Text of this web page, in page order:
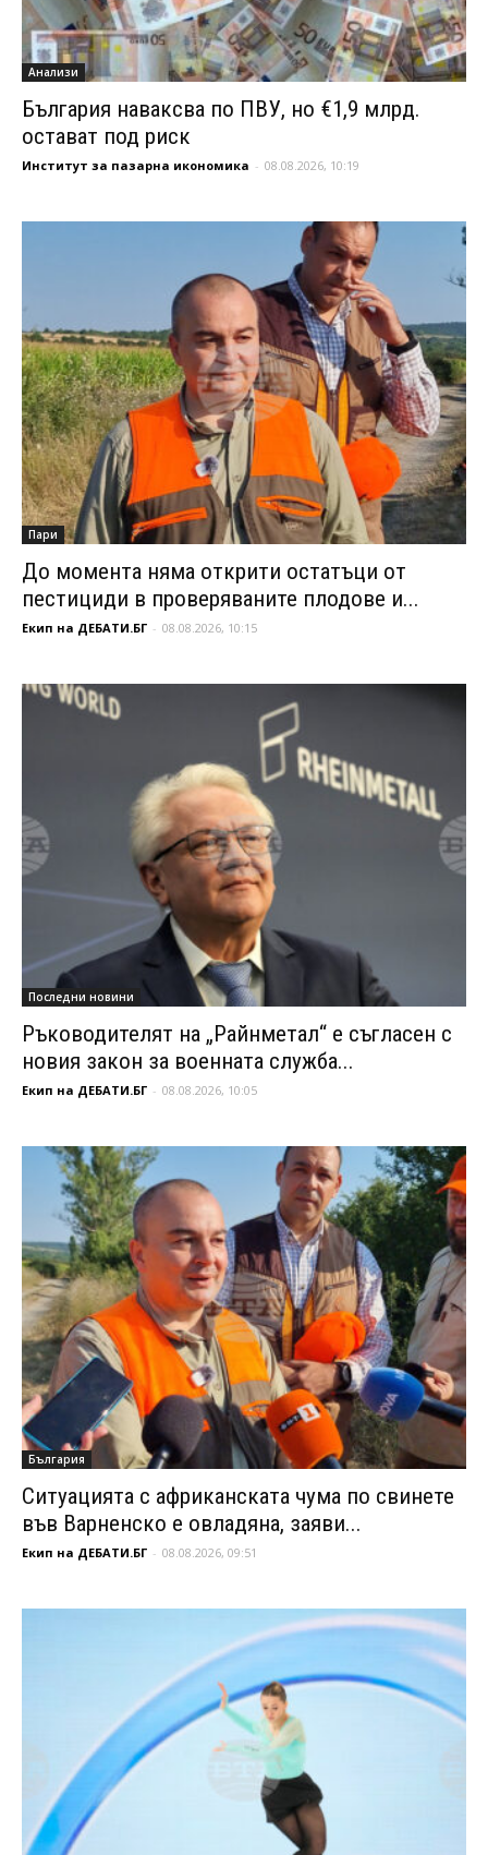
Анализи
България наваксва по ПВУ, но €1,9 млрд.
остават под риск
Институт за пазарна икономика - 08.08.2026, 10:19
Пари
До момента няма открити остатъци от
пестициди в проверяваните плодове и...
Екип на ДЕБАТИ.БГ - 08.08.2026, 10:15
Последни новини
Ръководителят на „Райнметал“ е съгласен с
новия закон за военната служба...
Екип на ДЕБАТИ.БГ - 08.08.2026, 10:05
България
Ситуацията с африканската чума по свинете
във Варненско е овладяна, заяви...
Екип на ДЕБАТИ.БГ - 08.08.2026, 09:51